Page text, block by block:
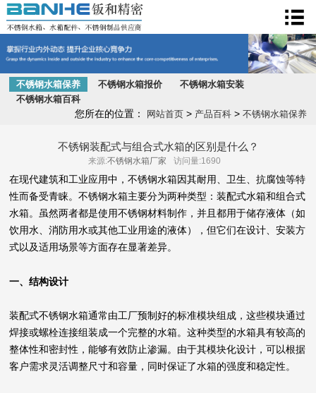
不锈钢水箱
不锈钢水箱保养 不锈钢水箱报价
不锈钢水箱安装
不锈钢水箱百科
您所在的位置： 网站首页> 产品百科> 不锈钢水箱保养
不锈钢装配式与组合式水箱的区别是什么？
来源:不锈钢水箱厂家 访问量:1690
在现代建筑和工业应用中，不锈钢水箱因其耐用、卫生、抗腐蚀等特
性而备受青睐。不锈钢水箱主要分为两种类型：装配式水箱和组合式
水箱。虽然两者都是使用不锈钢材料制作，并且都用于储存液体（如
饮用水、消防用水或其他工业用途的液体），但它们在设计、安装方
式以及适用场景等方面存在显著差异。
一、结构设计
装配式不锈钢水箱通常由工厂预制好的标准模块组成，这些模块通过
焊接或螺栓连接组装成一个完整的水箱。这种类型的水箱具有较高的
整体性和密封性，能够有效防止渗漏。由于其模块化设计，可以根据
客户需求灵活调整尺寸和容量，同时保证了水箱的强度和稳定性。